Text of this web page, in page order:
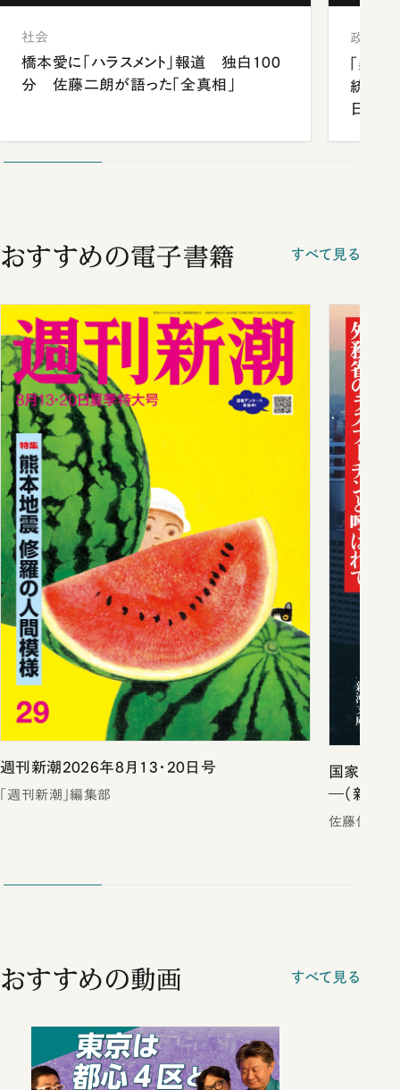
社会
橋本愛に「ハラスメント」報道 独白100
分 佐藤二朗が語った「全真相」
政治
「楽し
統領と
日米
おすすめの電子書籍 すべて見る
週刊新潮2026年8月13・20日号
「週刊新潮」編集部
国家の罠
―（新潮文
佐藤優
おすすめの動画 すべて見る